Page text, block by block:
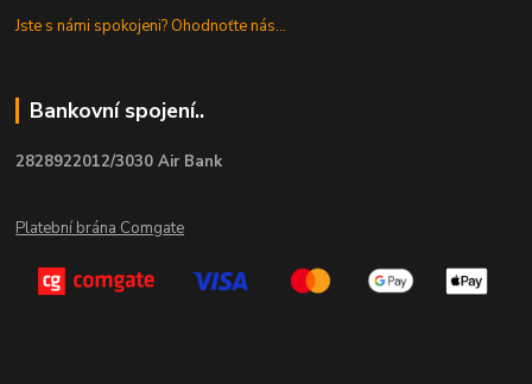
Jste s námi spokojeni? Ohodnoťte nás...
Bankovní spojení..
2828922012/3030 Air Bank
Platební brána Comgate